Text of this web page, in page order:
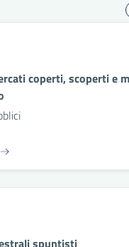
coperti, scoperti e
spuntisti